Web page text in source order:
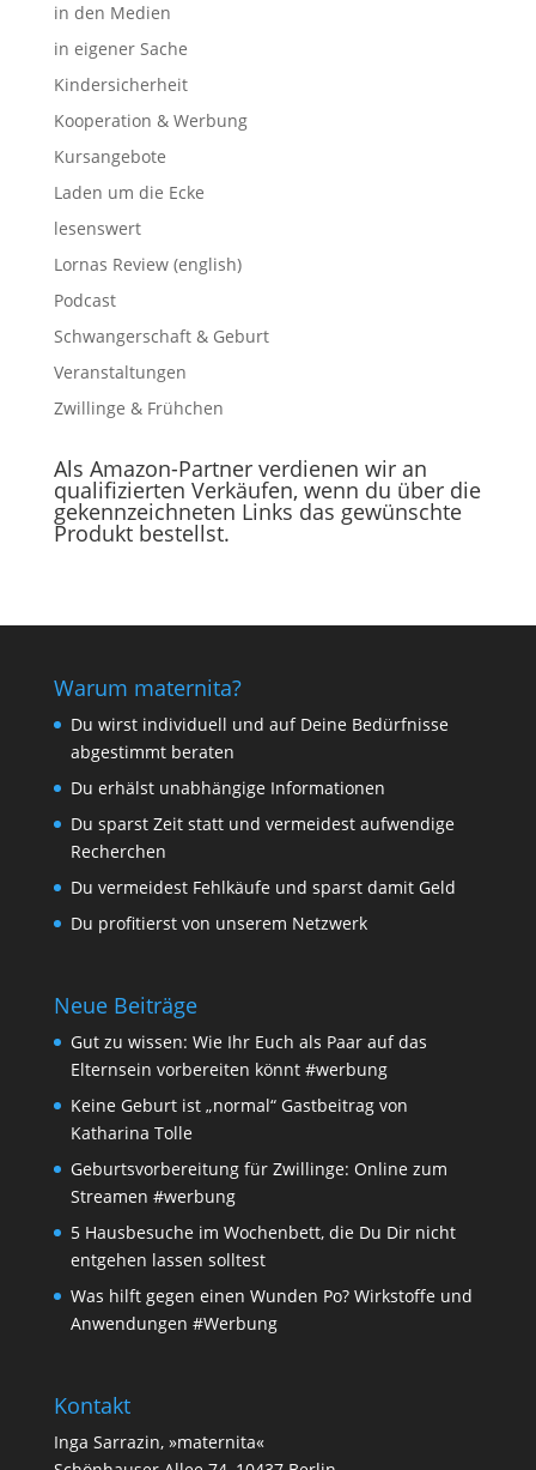
in den Medien
in eigener Sache
Kindersicherheit
Kooperation & Werbung
Kursangebote
Laden um die Ecke
lesenswert
Lornas Review (english)
Podcast
Schwangerschaft & Geburt
Veranstaltungen
Zwillinge & Frühchen
Als Amazon-Partner verdienen wir an
qualifizierten Verkäufen, wenn du über die
gekennzeichneten Links das gewünschte
Produkt bestellst.
Warum maternita?
Du wirst individuell und auf Deine Bedürfnisse
abgestimmt beraten
Du erhälst unabhängige Informationen
Du sparst Zeit statt und vermeidest aufwendige
Recherchen
Du vermeidest Fehlkäufe und sparst damit Geld
Du profitierst von unserem Netzwerk
Neue Beiträge
Gut zu wissen: Wie Ihr Euch als Paar auf das
Elternsein vorbereiten könnt #werbung
Keine Geburt ist „normal“ Gastbeitrag von
Katharina Tolle
Geburtsvorbereitung für Zwillinge: Online zum
Streamen #werbung
5 Hausbesuche im Wochenbett, die Du Dir nicht
entgehen lassen solltest
Was hilft gegen einen Wunden Po? Wirkstoffe und
Anwendungen #Werbung
Kontakt
Inga Sarrazin, »maternita«